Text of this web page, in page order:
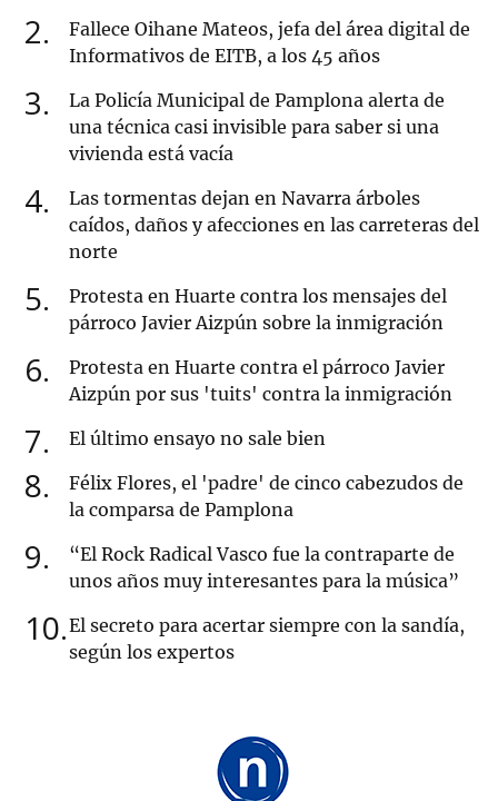
2
Fallece Oihane Mateos, jefa del área digital de
Informativos de EITB, a los 45 años
3
La Policía Municipal de Pamplona alerta de
una técnica casi invisible para saber si una
vivienda está vacía
4
Las tormentas dejan en Navarra árboles
caídos, daños y afecciones en las carreteras del
norte
5
Protesta en Huarte contra los mensajes del
párroco Javier Aizpún sobre la inmigración
6
Protesta en Huarte contra el párroco Javier
Aizpún por sus 'tuits' contra la inmigración
7 El último ensayo no sale bien
8
Félix Flores, el 'padre' de cinco cabezudos de
la comparsa de Pamplona
9
“El Rock Radical Vasco fue la contraparte de
unos años muy interesantes para la música”
10 El secreto para acertar siempre con la sandía,
según los expertos